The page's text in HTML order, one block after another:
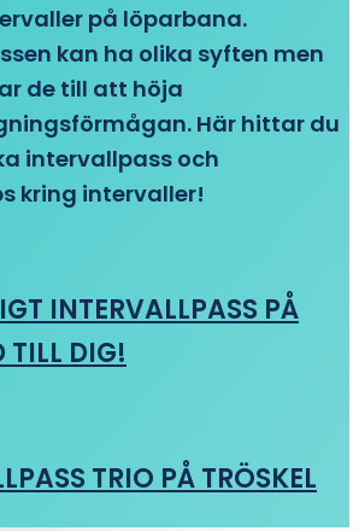
på löparbana.
kan ha olika syften men
de till att höja
Här hittar du
intervallpass och
kring intervaller!
INTERVALLPASS PÅ
TILL DIG!
TRIO PÅ TRÖSKEL